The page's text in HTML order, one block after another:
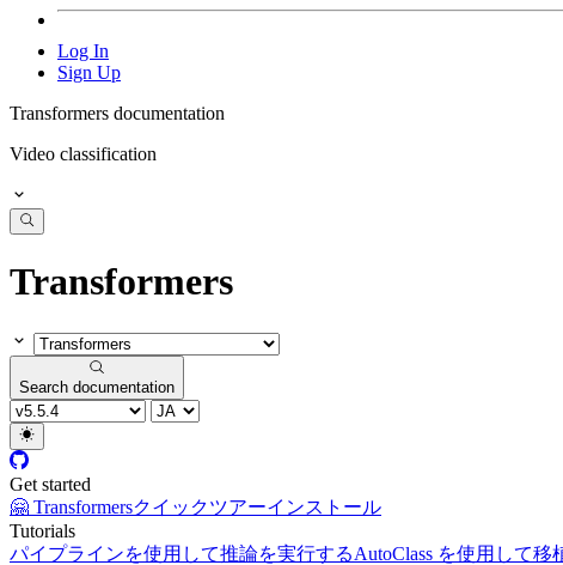
Log In
Sign Up
Transformers documentation
Video classification
Transformers
Search documentation
Get started
🤗 Transformersクイックツアーインストール
Tutorials
パイプラインを使用して推論を実行するAutoClass を使用して